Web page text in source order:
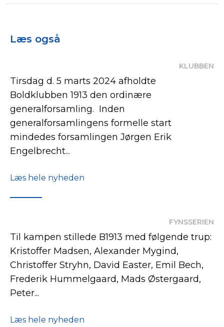
Læs også
KLUBBEN
Tirsdag d. 5 marts 2024 afholdte
Boldklubben 1913 den ordinære
generalforsamling. Inden
generalforsamlingens formelle start
mindedes forsamlingen Jørgen Erik
Engelbrecht...
Læs hele nyheden
FYNSSERIEN
Til kampen stillede B1913 med følgende trup:
Kristoffer Madsen, Alexander Mygind,
Christoffer Stryhn, David Easter, Emil Bech,
Frederik Hummelgaard, Mads Østergaard,
Peter...
Læs hele nyheden